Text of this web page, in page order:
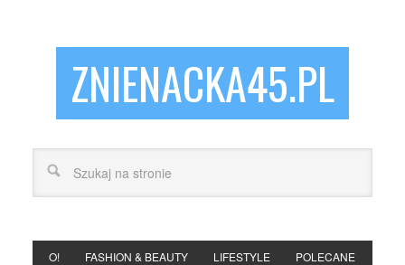
ZNIENACKA45.PL
O! FASHION & BEAUTY LIFESTYLE POLECANE